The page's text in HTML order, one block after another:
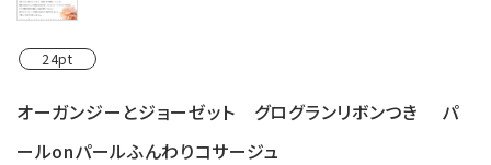
24pt
オーガンジーとジョーゼット グログランリボンつき パ
ールonパールふんわりコサージュ